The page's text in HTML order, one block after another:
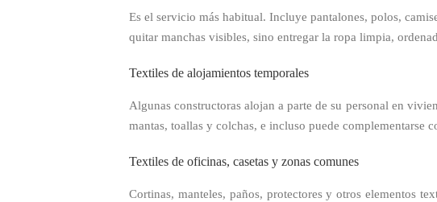
Es el servicio más habitual. Incluye pantalones, polos,
quitar manchas visibles, sino entregar la ropa limpia,
Textiles de alojamientos temporales
Algunas constructoras alojan a parte de su personal en
mantas, toallas y colchas, e incluso puede complementarse
Textiles de oficinas, casetas y zonas comunes
Cortinas, manteles, paños, protectores y otros elementos